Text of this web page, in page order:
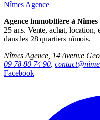
Nîmes Agence
Agence immobilière à Nîmes
25 ans. Vente, achat, location,
dans les 28 quartiers nîmois.
Nîmes Agence, 14 Avenue
09 78 80 74 90
Facebook